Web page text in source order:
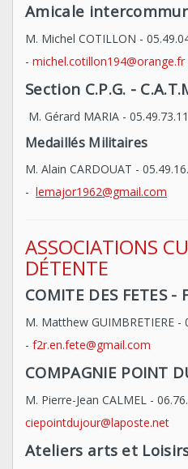
Amicale
M. Michel COTILLON -
- michel.cotillon194@orange.fr
Section C.P.G. -
M. Gérard MARIA -
Medaillés Militaires
M. Alain CARDOUAT -
- lemajor1962@gmail.com
ASSOCIATIONS
DÉTENTE
COMITE DES FETES -
M. Matthew GUIMBRETIERE -
- f2r.en.fete@gmail.com
COMPAGNIE POINT
M. Pierre-Jean CALMEL -
ciepointdujour@laposte.net
Ateliers arts et